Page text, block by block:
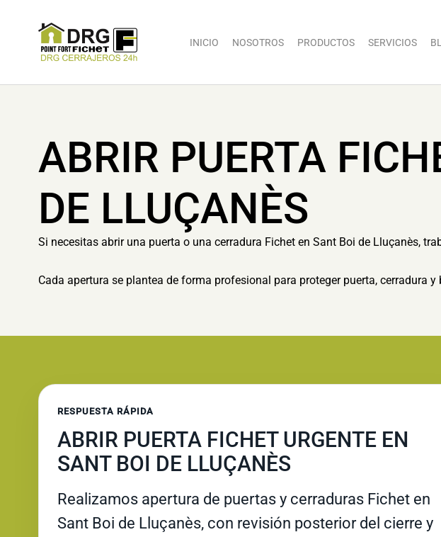
INICIO NOSOTROS PRODUCTOS SERVICIOS
ABRIR PUERTA
DE LLUÇANÈS
Si necesitas abrir una puerta o una cerradura Fichet en Sant Boi de Lluçanès,
Cada apertura se plantea de forma profesional para proteger puerta, cerradura
RESPUESTA RÁPIDA
ABRIR PUERTA FICHET URGENTE EN
SANT BOI DE LLUÇANÈS
Realizamos apertura de puertas y cerraduras Fichet en
Sant Boi de Lluçanès, con revisión posterior del cierre y